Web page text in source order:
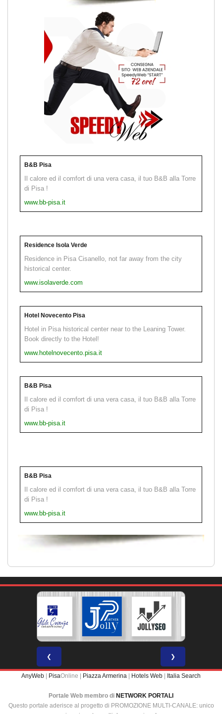
B&B Pisa
Il calore ed il comfort di una vera casa, il tuo B&B alla Torre
di Pisa !
www.bb-pisa.it
Residence Isola Verde
Residence in Pisa Cisanello, not far away from the city
historical center.
www.isolaverde.com
Hotel Novecento Pisa
Hotel in Pisa historical center near to the Leaning Tower.
Book directly to the Hotel!
www.hotelnovecento.pisa.it
B&B Pisa
Il calore ed il comfort di una vera casa, il tuo B&B alla Torre
di Pisa !
www.bb-pisa.it
B&B Pisa
Il calore ed il comfort di una vera casa, il tuo B&B alla Torre
di Pisa !
www.bb-pisa.it
❮ ❯
AnyWeb PisaOnline | Piazza Armerina Hotels Web Italia Search
Portale Web membro di NETWORK PORTALI
Questo portale aderisce al progetto di PROMOZIONE MULTI-CANALE: unico